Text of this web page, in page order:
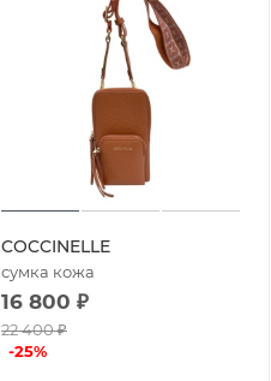
COCCINELLE
сумка кожа
16 800 ₽
22 400₽
-25%